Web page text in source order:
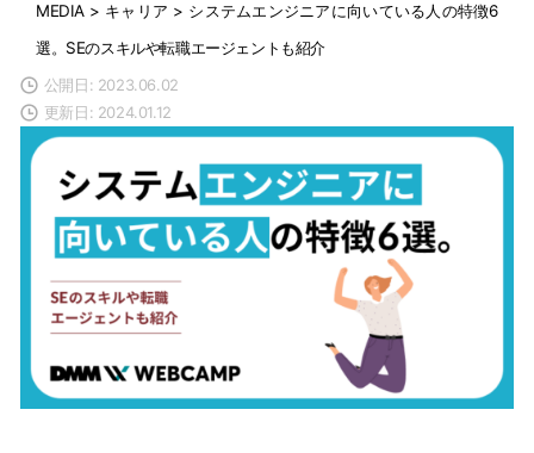
MEDIA > キャリア > システムエンジニアに向いている人の特徴6
選。SEのスキルや転職エージェントも紹介
公開日: 2023.06.02
更新日: 2024.01.12